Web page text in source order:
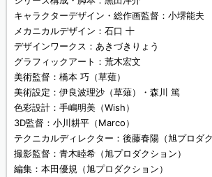
キャラクターデザイン・総作画監督：小堺能夫
メカニカルデザイン：石口 十
デザインワークス：あきづきりょう
グラフィックアート：荒木宏文
美術監督：橋本 巧（草薙）
美術設定：伊良波理沙（草薙）・森川 篤
色彩設計：手嶋明美（Wish）
3D監督：小川耕平（Marco）
テクニカルディレクター：後藤春陽（旭プロダク
撮影監督：青木睦希（旭プロダクション）
編集：本田優規（旭プロダクション）